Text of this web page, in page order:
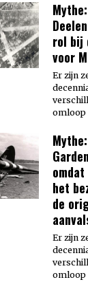
rol bij
voor
Er zijn
omloop
het
de
Er zijn
omloop